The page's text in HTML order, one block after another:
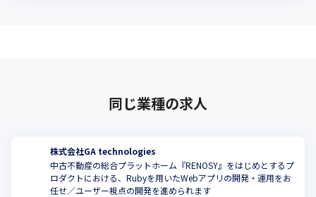
同じ業種の求人
株式会社GA technologies
中古不動産の総合プラットホーム『RENOSY』をはじめとするプ
ロダクトにおける、Rubyを用いたWebアプリの開発・運用をお
任せ／ユーザー視点の開発を進められます